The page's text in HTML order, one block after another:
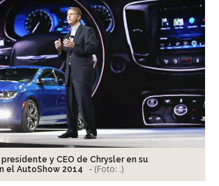
y CEO de Chrysler en su
el AutoShow 2014
- (Foto: .)